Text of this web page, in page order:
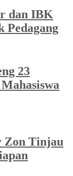
dan IBK
Pedagang
23
Zon Tinjau